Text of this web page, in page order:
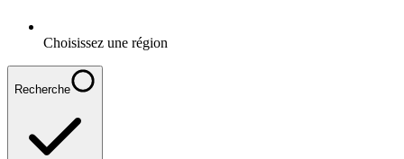
Choisissez une région
Recherche